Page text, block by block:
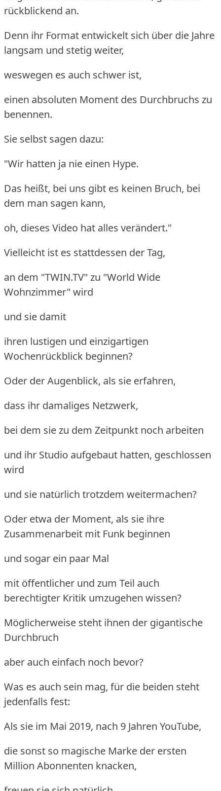
rückblickend an.
Denn ihr Format entwickelt sich über die Jahre
langsam und stetig weiter,
weswegen es auch schwer ist,
einen absoluten Moment des Durchbruchs zu
benennen.
Sie selbst sagen dazu:
"Wir hatten ja nie einen Hype.
Das heißt, bei uns gibt es keinen Bruch, bei
dem man sagen kann,
oh, dieses Video hat alles verändert."
Vielleicht ist es stattdessen der Tag,
an dem "TWIN.TV" zu "World Wide
Wohnzimmer" wird
und sie damit
ihren lustigen und einzigartigen
Wochenrückblick beginnen?
Oder der Augenblick, als sie erfahren,
dass ihr damaliges Netzwerk,
bei dem sie zu dem Zeitpunkt noch arbeiten
und ihr Studio aufgebaut hatten, geschlossen
wird
und sie natürlich trotzdem weitermachen?
Oder etwa der Moment, als sie ihre
Zusammenarbeit mit Funk beginnen
und sogar ein paar Mal
mit öffentlicher und zum Teil auch
berechtigter Kritik umzugehen wissen?
Möglicherweise steht ihnen der gigantische
Durchbruch
aber auch einfach noch bevor?
Was es auch sein mag, für die beiden steht
jedenfalls fest:
Als sie im Mai 2019, nach 9 Jahren YouTube,
die sonst so magische Marke der ersten
Million Abonnenten knacken,